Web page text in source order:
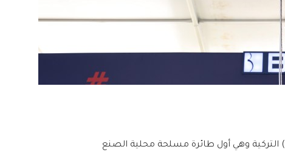
طائرات "سونغار" من إنتاج شركة "أسيسغارد" (Asisguard) التركية وهي أول طائرة مسلحة محلية الصنع